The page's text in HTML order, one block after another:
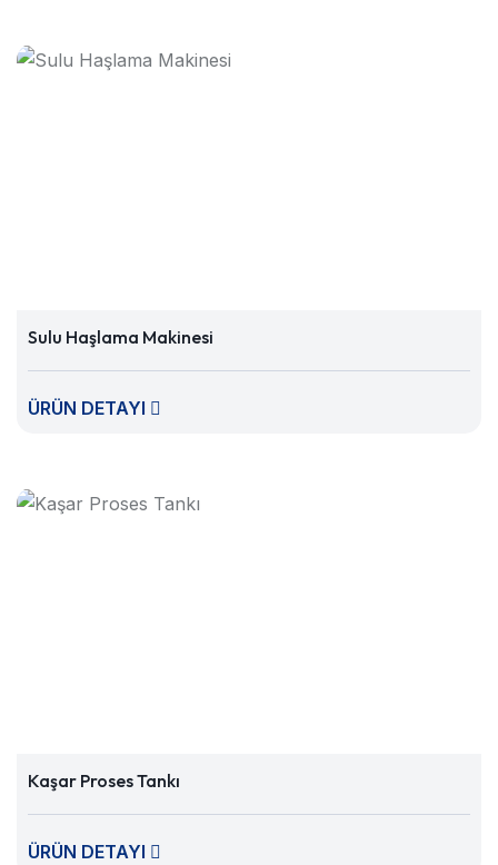
Sulu Haşlama Makinesi
ÜRÜN DETAYI
Kaşar Proses Tankı
ÜRÜN DETAYI